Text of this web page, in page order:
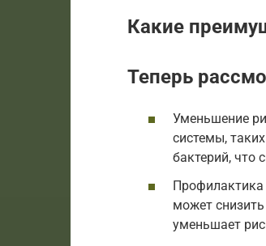
Какие
Теперь
Уменьшение
системы,
бактерий, что
может снизить
уменьшает